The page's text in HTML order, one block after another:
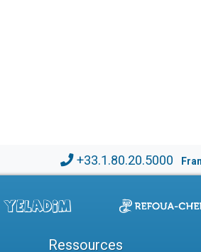
+33.1.80.20.5000
Ressources